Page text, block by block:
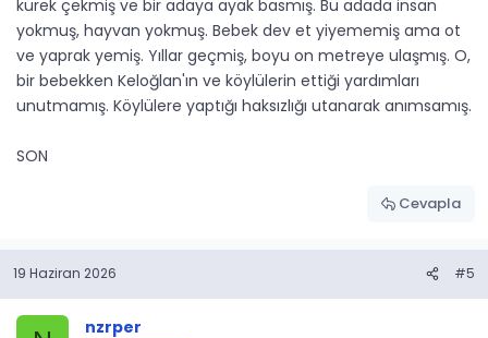
kürek çekmiş ve bir adaya ayak basmış. Bu adada insan
yokmuş, hayvan yokmuş. Bebek dev et yiyememiş ama ot
ve yaprak yemiş. Yıllar geçmiş, boyu on metreye ulaşmış. O,
bir bebekken Keloğlan'ın ve köylülerin ettiği yardımları
unutmamış. Köylülere yaptığı haksızlığı utanarak anımsamış.
SON
Cevapla
19 Haziran 2026 #5
nzrper